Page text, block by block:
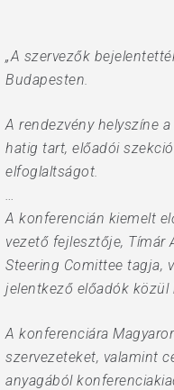
„A szervezők
Budapesten.
A rendezvény helyszíne
hatig tart, előadói
elfoglaltságot.
…
A konferencián kiemelt
vezető fejlesztője, Tímár
Steering Comittee tagja,
jelentkező előadók közül
A konferenciára
szervezeteket, valamint
anyagából